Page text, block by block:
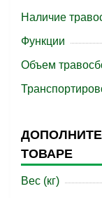
Наличие
Функции
Объем
ТОВАРЕ
Вес (кг)